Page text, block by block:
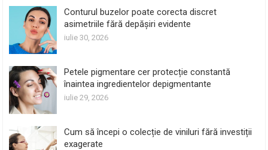
Conturul buzelor poate corecta discret
asimetriile fără depășiri evidente
iulie 30, 2026
Petele pigmentare cer protecție constantă
înaintea ingredientelor depigmentante
iulie 29, 2026
Cum să începi o colecție de viniluri fără investiții
exagerate